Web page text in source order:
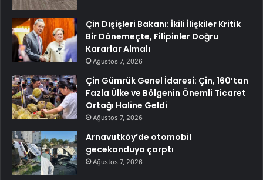
Çin Dışişleri Bakanı: İkili İlişkiler Kritik
Bir Dönemeçte, Filipinler Doğru
Kararlar Almalı
Ağustos 7, 2026
Çin Gümrük Genel İdaresi: Çin, 160’tan
Fazla Ülke ve Bölgenin Önemli Ticaret
Ortağı Haline Geldi
Ağustos 7, 2026
Arnavutköy’de otomobil
gecekonduya çarptı
Ağustos 7, 2026